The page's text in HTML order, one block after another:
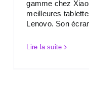
gamme chez
meilleures
Lenovo. Son
Lire la suite